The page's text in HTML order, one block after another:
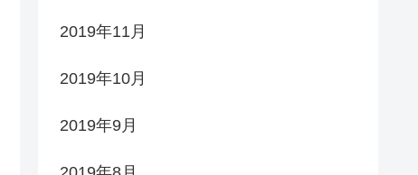
2019年11月
2019年10月
2019年9月